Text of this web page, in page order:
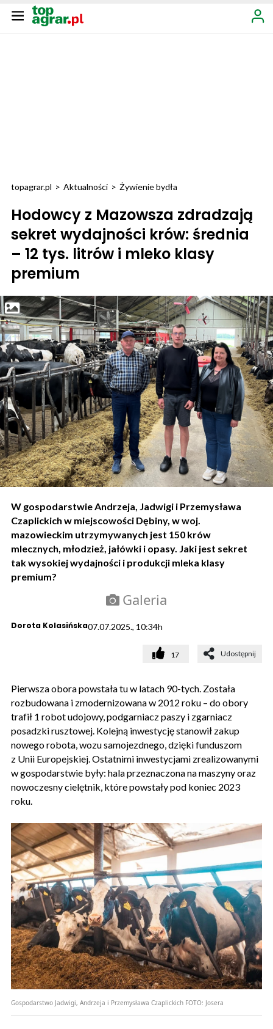
topagrar.pl > Aktualności > Żywienie bydła
Hodowcy z Mazowsza zdradzają
sekret wydajności krów: średnia
– 12 tys. litrów i mleko klasy
premium
W gospodarstwie Andrzeja, Jadwigi i Przemysława
Czaplickich w miejscowości Dębiny, w woj.
mazowieckim utrzymywanych jest 150 krów
mlecznych, młodzież, jałówki i opasy. Jaki jest sekret
tak wysokiej wydajności i produkcji mleka klasy
premium?
Galeria
Dorota Kolasińska07.07.2025., 10:34h
17 Udostępnij
Pierwsza obora powstała tu w latach 90-tych. Została
rozbudowana i zmodernizowana w 2012 roku – do obory
trafił 1 robot udojowy, podgarniacz paszy i zgarniacz
posadzki rusztowej. Kolejną inwestycję stanowił zakup
nowego robota, wozu samojezdnego, dzięki funduszom
z Unii Europejskiej. Ostatnimi inwestycjami zrealizowanymi
w gospodarstwie były: hala przeznaczona na maszyny oraz
nowoczesny cielętnik, które powstały pod koniec 2023
roku.
Gospodarstwo Jadwigi, Andrzeja i Przemysława Czaplickich FOTO: Josera